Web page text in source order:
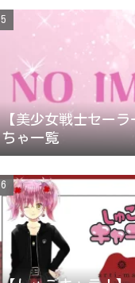
【美少女戦士セーラ
ちゃ一覧